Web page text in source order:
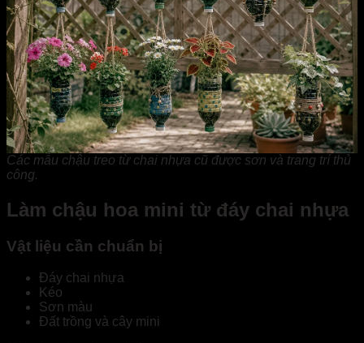
Các mẫu chậu treo từ chai nhựa cũ được sơn và trang trí thủ
công.
Làm chậu hoa mini từ đáy chai nhựa
Vật liệu cần chuẩn bị
Đáy chai nhựa
Kéo
Sơn màu
Đất trồng và cây mini